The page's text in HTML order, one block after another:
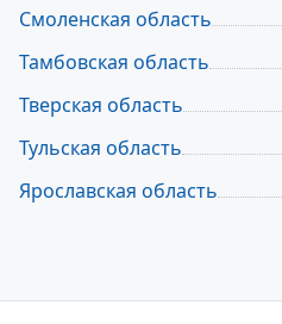
Смоленская область
Тамбовская область
Тверская область
Тульская область
Ярославская область